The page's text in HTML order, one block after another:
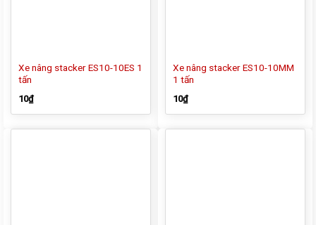
Xe nâng stacker ES10-10ES 1
tấn
10₫
Xe nâng stacker ES10-10MM
1 tấn
10₫